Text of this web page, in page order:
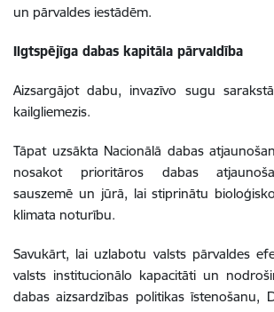
un pārvaldes iestādēm.
Ilgtspējīga dabas kapitāla pārvaldība
Aizsargājot dabu, invazīvo sugu
kailgliemezis.
Tāpat uzsākta Nacionālā dabas
nosakot prioritāros dabas
sauszemē un jūrā, lai stiprinātu
klimata noturību.
Savukārt, lai uzlabotu valsts pārvaldes
valsts institucionālo kapacitāti un
dabas aizsardzības politikas īstenošanu,